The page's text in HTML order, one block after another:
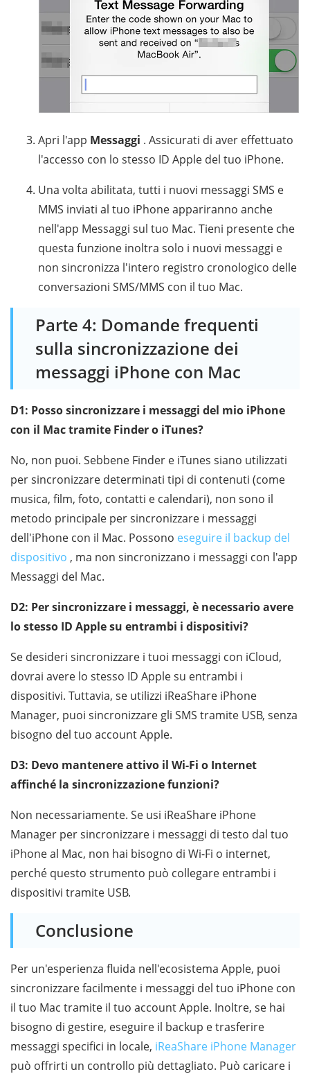
Apri l'app Messaggi . Assicurati di aver effettuato
l'accesso con lo stesso ID Apple del tuo iPhone.
Una volta abilitata, tutti i nuovi messaggi SMS e
MMS inviati al tuo iPhone appariranno anche
nell'app Messaggi sul tuo Mac. Tieni presente che
questa funzione inoltra solo i nuovi messaggi e
non sincronizza l'intero registro cronologico delle
conversazioni SMS/MMS con il tuo Mac.
Parte 4: Domande frequenti
sulla sincronizzazione dei
messaggi iPhone con Mac
D1: Posso sincronizzare i messaggi del mio iPhone
con il Mac tramite Finder o iTunes?
No, non puoi. Sebbene Finder e iTunes siano utilizzati
per sincronizzare determinati tipi di contenuti (come
musica, film, foto, contatti e calendari), non sono il
metodo principale per sincronizzare i messaggi
dell'iPhone con il Mac. Possono eseguire il backup del
dispositivo , ma non sincronizzano i messaggi con l'app
Messaggi del Mac.
D2: Per sincronizzare i messaggi, è necessario avere
lo stesso ID Apple su entrambi i dispositivi?
Se desideri sincronizzare i tuoi messaggi con iCloud,
dovrai avere lo stesso ID Apple su entrambi i
dispositivi. Tuttavia, se utilizzi iReaShare iPhone
Manager, puoi sincronizzare gli SMS tramite USB, senza
bisogno del tuo account Apple.
D3: Devo mantenere attivo il Wi-Fi o Internet
affinché la sincronizzazione funzioni?
Non necessariamente. Se usi iReaShare iPhone
Manager per sincronizzare i messaggi di testo dal tuo
iPhone al Mac, non hai bisogno di Wi-Fi o internet,
perché questo strumento può collegare entrambi i
dispositivi tramite USB.
Conclusione
Per un'esperienza fluida nell'ecosistema Apple, puoi
sincronizzare facilmente i messaggi del tuo iPhone con
il tuo Mac tramite il tuo account Apple. Inoltre, se hai
bisogno di gestire, eseguire il backup e trasferire
messaggi specifici in locale, iReaShare iPhone Manager
può offrirti un controllo più dettagliato. Può caricare i